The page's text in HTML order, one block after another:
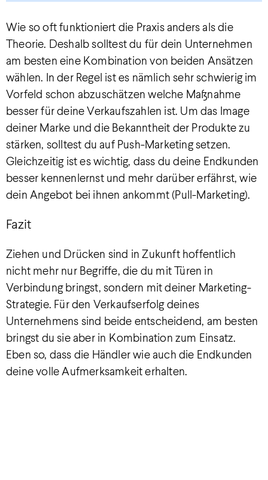
Wie so oft funktioniert die Praxis anders als die
Theorie. Deshalb solltest du für dein Unternehmen
am besten eine Kombination von beiden Ansätzen
wählen. In der Regel ist es nämlich sehr schwierig im
Vorfeld schon abzuschätzen welche Maßnahme
besser für deine Verkaufszahlen ist. Um das Image
deiner Marke und die Bekanntheit der Produkte zu
stärken, solltest du auf Push-Marketing setzen.
Gleichzeitig ist es wichtig, dass du deine Endkunden
besser kennenlernst und mehr darüber erfährst, wie
dein Angebot bei ihnen ankommt (Pull-Marketing).
Fazit
Ziehen und Drücken sind in Zukunft hoffentlich
nicht mehr nur Begriffe, die du mit Türen in
Verbindung bringst, sondern mit deiner Marketing-
Strategie. Für den Verkaufserfolg deines
Unternehmens sind beide entscheidend, am besten
bringst du sie aber in Kombination zum Einsatz.
Eben so, dass die Händler wie auch die Endkunden
deine volle Aufmerksamkeit erhalten.